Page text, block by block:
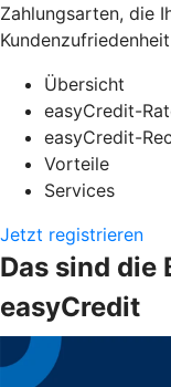
Zahlungsarten, die
Übersicht
easyCredit-
easyCredit-
Vorteile
Services
Jetzt registrieren
Das sind die
easyCredit